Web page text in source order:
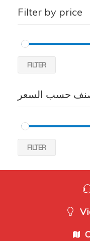
Filter by price
FILTER
حسب السعر
FILTER